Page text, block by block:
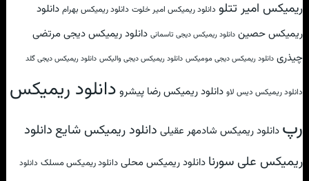
ریمیکس امیر تتلو دانلود ریمیکس امیر خلوت دانلود ریمیکس بهرام دانلود
ریمیکس حصین دانلود ریمیکس دیجی تاسمانی دانلود ریمیکس دیجی مرتضی
چیذری دانلود ریمیکس دیجی مومیکس دانلود ریمیکس دیجی والیکس دانلود ریمیکس دیجی گلد
دانلود ریمیکس دیس لاو دانلود ریمیکس رضا پیشرو دانلود ریمیکس
رپ دانلود ریمیکس شادمهر عقیلی دانلود ریمیکس شایع دانلود
ریمیکس علی سورنا دانلود ریمیکس محلی دانلود ریمیکس مسلک دانلود